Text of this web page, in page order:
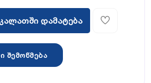
დამატება
შემოწმება